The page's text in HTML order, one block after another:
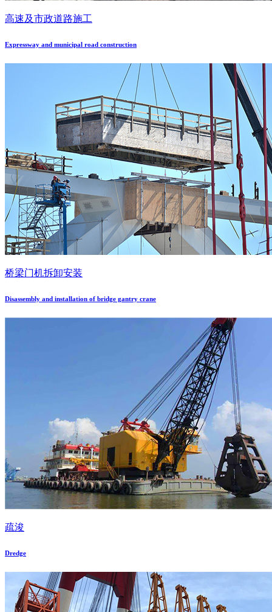
高速及市政道路施工
Expressway and municipal road construction
桥梁门机拆卸安装
Disassembly and installation of bridge gantry crane
疏浚
Dredge